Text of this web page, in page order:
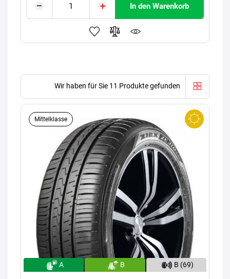
In den Warenkorb
Wir haben für Sie 11 Produkte gefunden
Mittelklasse
A B B (69)